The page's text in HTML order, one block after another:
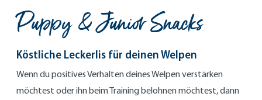
Puppy & Junior Snacks
Köstliche Leckerlis für deinen Welpen
Wenn du positives Verhalten deines Welpen verstärken
möchtest oder ihn beim Training belohnen möchtest, dann